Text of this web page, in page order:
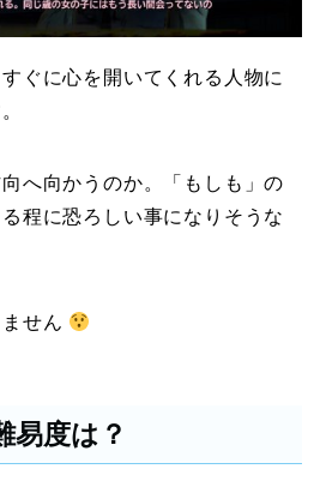
ぐに心を開いてくれる人物に
へ向かうのか。「もしも」の
程に恐ろしい事になりそうな
せん
易度は？